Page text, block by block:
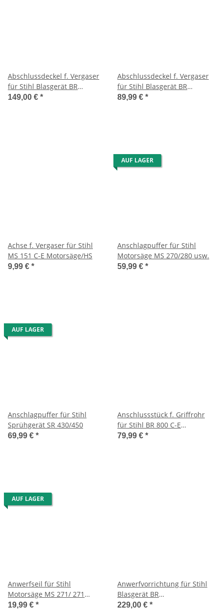
Abschlussdeckel f. Vergaser
für Stihl Blasgerät BR
500/550
149,00 € *
Abschlussdeckel f. Vergaser
für Stihl Blasgerät BR
500/550
89,99 € *
Achse f. Vergaser für Stihl
MS 151 C-E Motorsäge/HS
9,99 € *
AUF LAGER
Anschlagpuffer für Stihl
Motorsäge MS 270/280 usw.
59,99 € *
AUF LAGER
Anschlagpuffer für Stihl
Sprühgerät SR 430/450
69,99 € *
Anschlussstück f. Griffrohr
für Stihl BR 800 C-E
Blasgerät
79,99 € *
AUF LAGER
Anwerfseil für Stihl
Motorsäge MS 271/ 271
C/291/291 C/311/341/391/SR
19,99 € *
Anwerfvorrichtung für Stihl
Blasgerät BR
500/550/600/700
229,00 € *